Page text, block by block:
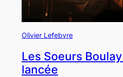
Olivier Lefebvre
Les Soeurs
lancée